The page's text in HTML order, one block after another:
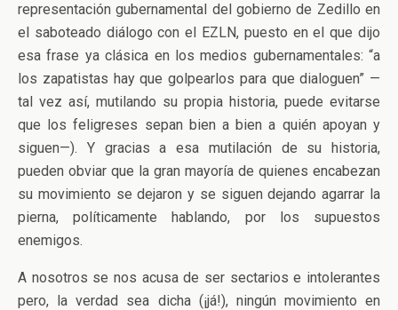
representación gubernamental del gobierno de Zedillo en
el saboteado diálogo con el EZLN, puesto en el que dijo
esa frase ya clásica en los medios gubernamentales: “a
los zapatistas hay que golpearlos para que dialoguen” —
tal vez así, mutilando su propia historia, puede evitarse
que los feligreses sepan bien a bien a quién apoyan y
siguen—). Y gracias a esa mutilación de su historia,
pueden obviar que la gran mayoría de quienes encabezan
su movimiento se dejaron y se siguen dejando agarrar la
pierna, políticamente hablando, por los supuestos
enemigos.
A nosotros se nos acusa de ser sectarios e intolerantes
pero, la verdad sea dicha (¡já!), ningún movimiento en